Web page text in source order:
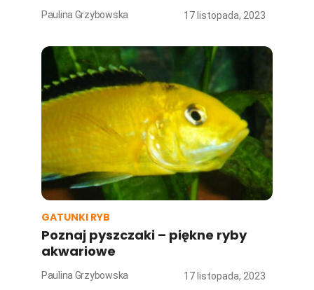
Paulina Grzybowska 17 listopada, 2023
GATUNKI RYB
Poznaj pyszczaki – piękne ryby
akwariowe
Paulina Grzybowska 17 listopada, 2023